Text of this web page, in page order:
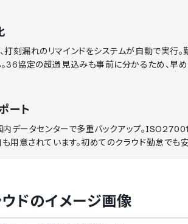
刻漏れのリマインドをシステムが自動で実行。
協定の超過見込みも事前に分かるため、早め
ート
データセンターで多重バックアップ。
意されています。初めてのクラウド勤怠でも安
ドのイメージ画像